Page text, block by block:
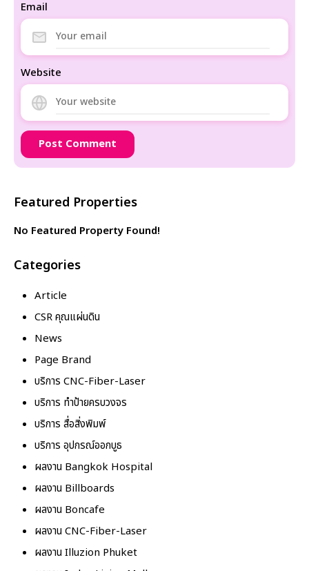
Email
Website
Featured Properties
No Featured Property Found!
Categories
Article
CSR คุณแผ่นดิน
News
Page Brand
บริการ CNC-Fiber-Laser
บริการ ทำป้ายครบวงจร
บริการ สื่อสิ่งพิมพ์
บริการ อุปกรณ์ออกบูธ
ผลงาน Bangkok Hospital
ผลงาน Billboards
ผลงาน Boncafe
ผลงาน CNC-Fiber-Laser
ผลงาน Illuzion Phuket